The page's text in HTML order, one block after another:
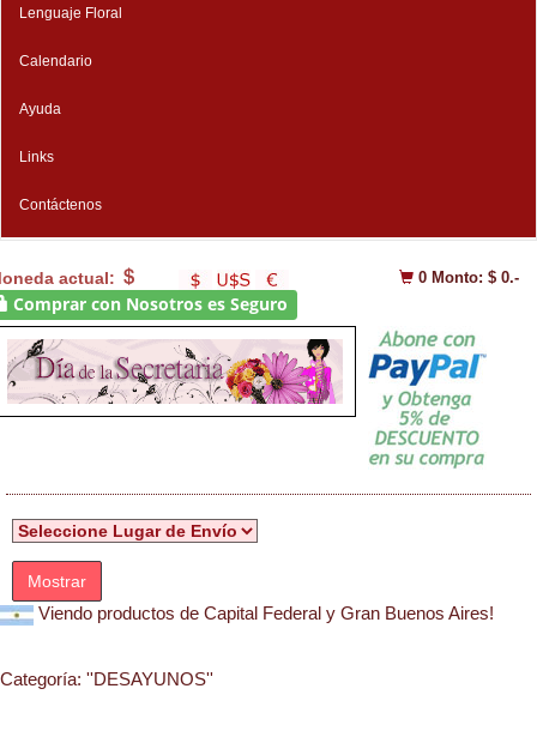
Lenguaje Floral
Calendario
Ayuda
Links
Contáctenos
actual: 0 Monto: $ 0.-
Comprar con Nosotros es Seguro
Mostrar
Viendo productos de Capital Federal y Gran Buenos Aires!
Categoría: ''DESAYUNOS''